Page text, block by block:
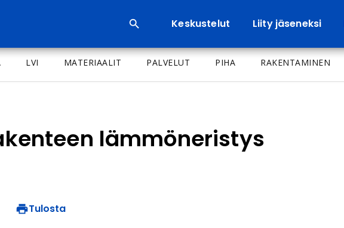
Keskustelut Liity jäseneksi
LVI MATERIAALIT PALVELUT PIHA RAKENTAMINEN
lämmöneristys
Tulosta